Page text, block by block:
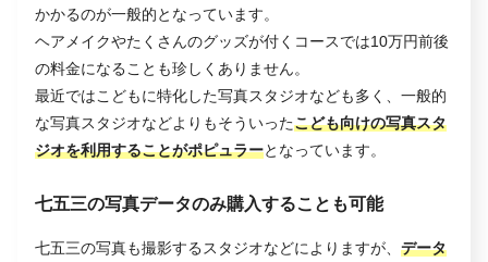
かかるのが一般的となっています。
ヘアメイクやたくさんのグッズが付くコースでは10万円前後
の料金になることも珍しくありません。
最近ではこどもに特化した写真スタジオなども多く、一般的
な写真スタジオなどよりもそういったこども向けの写真スタ
ジオを利用することがポピュラーとなっています。
七五三の写真データのみ購入することも可能
七五三の写真も撮影するスタジオなどによりますが、 データ